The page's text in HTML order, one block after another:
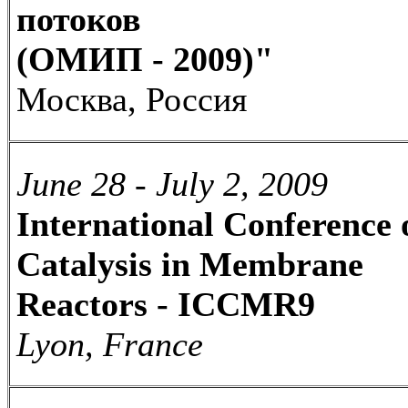
потоков
(ОМИП - 2009)"
Москва, Россия
June 28 - July 2, 2009
International Conference
Catalysis in Membrane
Reactors - ICCMR9
Lyon, France